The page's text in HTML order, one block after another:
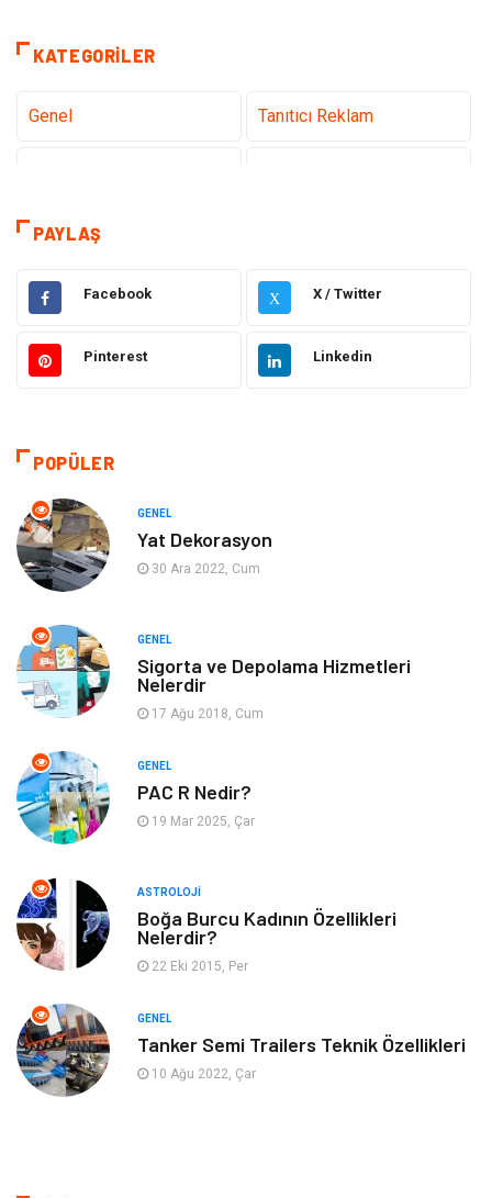
KATEGORILER
Genel Tanıtıcı Reklam
Teknoloji & İnternet
Elektrik & Elektronik Dekorasyon
Güzellik ve Bakım Eğitim
Makine
Eğitim ve Kariyer
Gıda Organizasyon
Spor
Tatil Hobi
Genel Kültür
Müzik
Mobilya
Finans
Aksesuar
Astroloji
PAYLAŞ
Facebook X X / Twitter
Pinterest Linkedin
POPÜLER
GENEL
Yat Dekorasyon
30 Ara 2022, Cum
GENEL
Sigorta ve Depolama Hizmetleri
Nelerdir
17 Ağu 2018, Cum
GENEL
PAC R Nedir?
19 Mar 2025, Çar
ASTROLOJI
Boğa Burcu Kadının Özellikleri
Nelerdir?
22 Eki 2015, Per
GENEL
Tanker Semi Trailers Teknik Özellikleri
10 Ağu 2022, Çar